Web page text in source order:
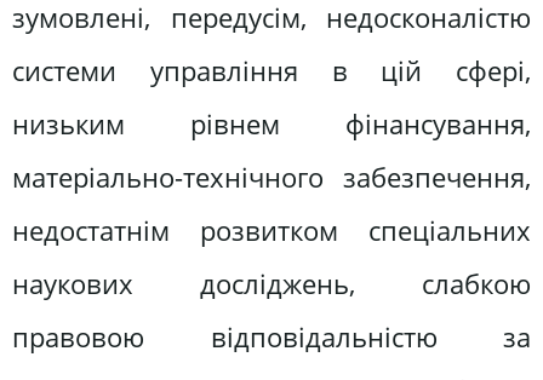
зумовлені, передусім, недосконалістю
системи управління в цій сфері,
низьким рівнем фінансування,
матеріально-технічного забезпечення,
недостатнім розвитком спеціальних
наукових досліджень, слабкою
правовою відповідальністю за